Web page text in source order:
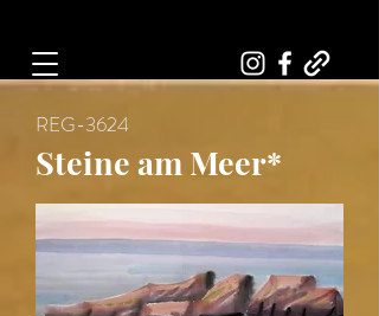
REG-3624
Steine am Meer*